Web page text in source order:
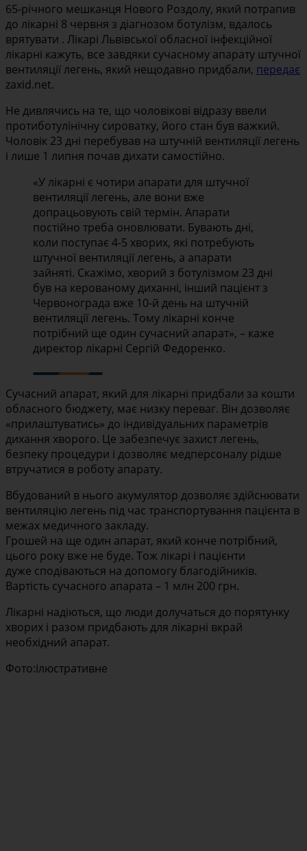
65-річного мешканця Нового Роздолу, який потрапив
до лікарні 8 червня з діагнозом ботулізм, вдалось
врятувати . Лікарі Львівської обласної інфекційної
лікарні кажуть, все завдяки сучасному апарату штучної
вентиляції легень, який нещодавно придбали, передає
zaxid.net.
Не дивлячись на те, що чоловікові відразу ввели
протиботулінічну сироватку, його стан був важкий.
Чоловік 23 дні перебував на штучній вентиляції легень
і лише 1 липня почав дихати самостійно.
«У лікарні є чотири апарати для штучної
вентиляції легень, але вони вже
допрацьовують свій термін. Апарати
постійно треба оновлювати. Бувають дні,
коли поступає 4-5 хворих, які потребують
штучної вентиляції легень, а апарати
зайняті. Скажімо, хворий з ботулізмом 23 дні
був на керованому диханні, інший пацієнт з
Червонограда вже 10-й день на штучній
вентиляції легень. Тому лікарні конче
потрібний ще один сучасний апарат», – каже
директор лікарні Сергій Федоренко.
Сучасний апарат, який для лікарні придбали за кошти
обласного бюджету, має низку переваг. Він дозволяє
«прилаштуватись» до індивідуальних параметрів
дихання хворого. Це забезпечує захист легень,
безпеку процедури і дозволяє медперсоналу рідше
втручатися в роботу апарату.
Вбудований в нього акумулятор дозволяє здійснювати
вентиляцію легень під час транспортування пацієнта в
межах медичного закладу.
Грошей на ще один апарат, який конче потрібний,
цього року вже не буде. Тож лікарі і пацієнти
дуже сподіваються на допомогу благодійників.
Вартість сучасного апарата – 1 млн 200 грн.
Лікарні надіються, що люди долучаться до порятунку
хворих і разом придбають для лікарні вкрай
необхідний апарат.
Фото:ілюстративне